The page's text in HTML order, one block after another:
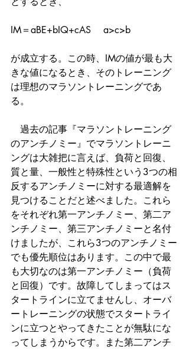
IM＝aBE+bIQ+cAS 　a>c>b
が成立する。この時、IMの値が最も大
きな値になるとき、そのトレーニング
は理想のマラソントレーニングであ
る。
過去の記事『マラソントレーニング
のアンチノミー』でマラソントレーニ
ングは大雑把に言えば、負荷と回復、
質と量、一般性と特殊性という3つの相
反するアンチノミーに対する最適解を
見つけることだと述べました。これら
をそれぞれ第一アンチノミー、第二ア
ンチノミー、第三アンチノミーと名付
けましたが、これら3つのアンチノミー
でも優先順位はあります。この中で最
も大切なのは第一アンチノミー（負荷
と回復）です。故障してしまってはス
タートラインに立てませんし、オーバ
ートレーニングの状態でスタートライ
ンに立つとやってきたことが無駄にな
ってしまうからです。また第二アンチ